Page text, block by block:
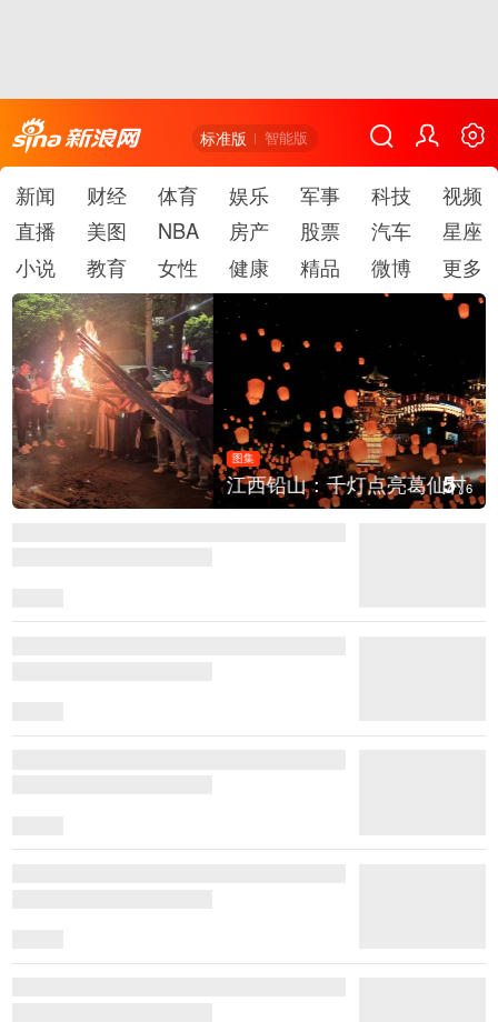
标准版 智能版
新闻 财经 体育 娱乐 军事 科技
视频
直播
美图 NBA 房产 股票 汽车
星座
小说
教育 女性 健康 精品 微博 更多
图集
江西铅山：千灯点亮葛仙村 5/6